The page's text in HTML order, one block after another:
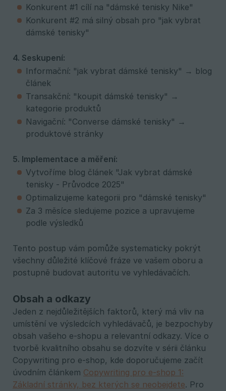
Konkurent #1 cílí na "dámské tenisky Nike"
Konkurent #2 má silný obsah pro "jak vybrat
dámské tenisky"
4. Seskupení:
Informační: "jak vybrat dámské tenisky" → blog
článek
Transakční: "koupit dámské tenisky" →
kategorie produktů
Navigační: "Converse dámské tenisky" →
produktové stránky
5. Implementace a měření:
Vytvoříme blog článek "Jak vybrat dámské
tenisky - Průvodce 2025"
Optimalizujeme kategorii pro "dámské tenisky"
Za 3 měsíce sledujeme pozice a upravujeme
podle výsledků
Tento postup vám pomůže systematicky pokrýt
všechny důležité klíčové fráze ve vašem oboru a
postupně budovat autoritu ve vyhledávačích.
Obsah a odkazy
Jeden z nejdůležitějších faktorů, který má vliv na
umístění ve výsledcích vyhledávačů, je bezpochyby
obsah vašeho e-shopu a relevantní odkazy. Více o
tvorbě kvalitního obsahu se dozvíte v sérii článku
Copywriting pro e-shop, kde doporučujeme začít
úvodním článkem Copywriting pro e-shop 1:
Základní stránky, bez kterých se neobejdete. Pro